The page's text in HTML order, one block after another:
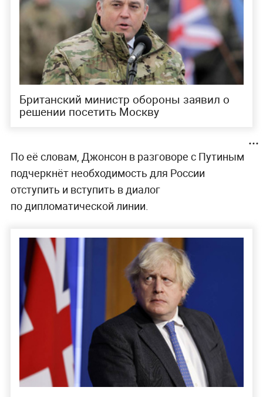
Британский министр обороны заявил о
решении посетить Москву
По её словам, Джонсон в разговоре с Путиным
подчеркнёт необходимость для России
отступить и вступить в диалог
по дипломатической линии.